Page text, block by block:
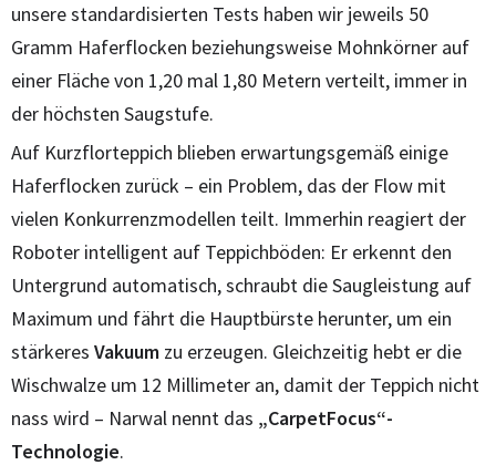
unsere standardisierten Tests haben wir jeweils 50
Gramm Haferflocken beziehungsweise Mohnkörner auf
einer Fläche von 1,20 mal 1,80 Metern verteilt, immer in
der höchsten Saugstufe.
Auf Kurzflorteppich blieben erwartungsgemäß einige
Haferflocken zurück – ein Problem, das der Flow mit
vielen Konkurrenzmodellen teilt. Immerhin reagiert der
Roboter intelligent auf Teppichböden: Er erkennt den
Untergrund automatisch, schraubt die Saugleistung auf
Maximum und fährt die Hauptbürste herunter, um ein
stärkeres Vakuum zu erzeugen. Gleichzeitig hebt er die
Wischwalze um 12 Millimeter an, damit der Teppich nicht
nass wird – Narwal nennt das „CarpetFocus“-
Technologie.